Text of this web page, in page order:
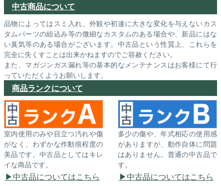
中古商品について
品物によってはスミ入れ、外観や初速に大きな変化を与えないカス
タムパーツの組込み等の微細なカスタムのある場合や、新品にはな
い臭気等のある場合がございます。中古品という性質上、これらを
完全に失くすことは出来かねますのでご容赦ください。
また、マガジンガス漏れ等の基本的なメンテナンスはお客様にて行
っていただくようお願いします。
商品ランクについて
室内使用のみや目立つ汚れや傷
がなく、わずかな作動痕程度の
美品です。中古品としてはキレ
イな商品です。
中古品についてはこちら
多少の傷や、年式相応の使用感
がありますが、動作自体に問題
はありません。普通の中古品で
す。
中古品についてはこちら